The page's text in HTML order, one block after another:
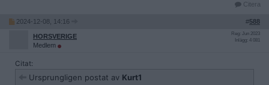
Citera
2024-12-08, 14:16 #588
HORSVERIGE
Medlem
Reg: Jun 2023
Inlägg: 4 081
Citat:
Ursprungligen postat av Kurt1